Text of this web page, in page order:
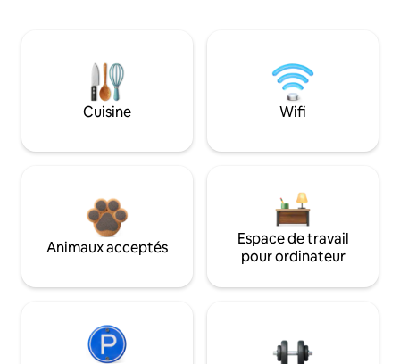
Cuisine Wifi
Animaux acceptés
Espace de travail
pour ordinateur